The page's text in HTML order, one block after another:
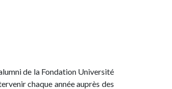
de la Fondation Université
chaque année auprès des